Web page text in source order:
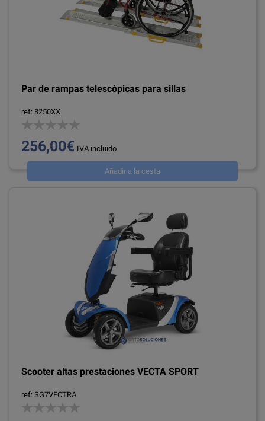
Par de rampas telescópicas para sillas
ref: 8250XX
256,00€ IVA incluido
Añadir a la cesta
Scooter altas prestaciones VECTA SPORT
ref: SG7VECTRA